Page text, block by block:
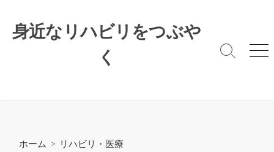
ス
身近なリハビリをつぶや
く
検
メ
ホーム > リハビリ・医療